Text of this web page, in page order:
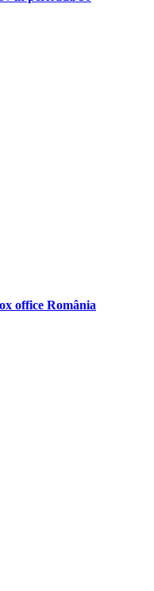
office România